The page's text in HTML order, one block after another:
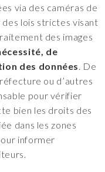
via des caméras de
lois strictes visant
des images
de
des données . De
ou d’autres
pour vérifier
bien les droits des
dans les zones
informer